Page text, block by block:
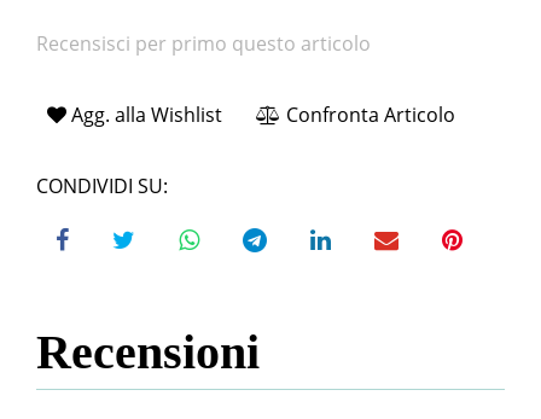
Recensisci per primo questo articolo
Agg. alla Wishlist Confronta Articolo
CONDIVIDI SU:
Recensioni